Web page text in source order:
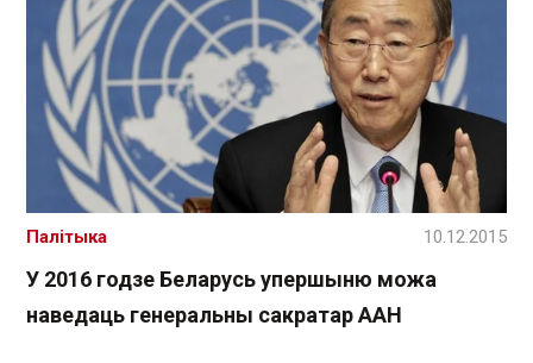
У 2016 годзе Беларусь упершыню можа
наведаць генеральны сакратар ААН
Палітыка 10.12.2015